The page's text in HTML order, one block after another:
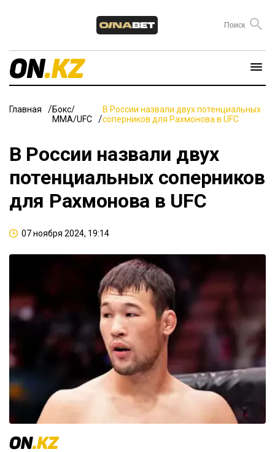
Главная
Бокс/
ММА/UFC
В России назвали двух потенциальных
соперников для Рахмонова в UFC
В России назвали двух
потенциальных соперников
для Рахмонова в UFC
07 ноября 2024, 19:14